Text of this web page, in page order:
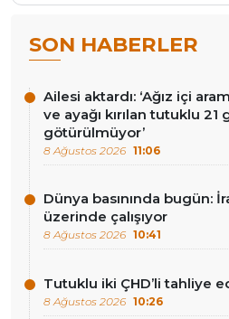
SON HABERLER
Ailesi aktardı: ‘Ağız içi
ve ayağı kırılan tutuklu
götürülmüyor’
8 Ağustos 2026 11:06
Dünya basınında bugün:
üzerinde çalışıyor
8 Ağustos 2026 10:41
Tutuklu iki ÇHD’li tahliye
8 Ağustos 2026 10:26